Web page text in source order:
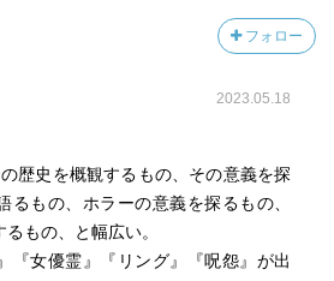
フォロー
2023.05.18
歴史を概観するもの、その意義を探
るもの、ホラーの意義を探るもの、
もの、と幅広い。
『女優霊』『リング』『呪怨』が出